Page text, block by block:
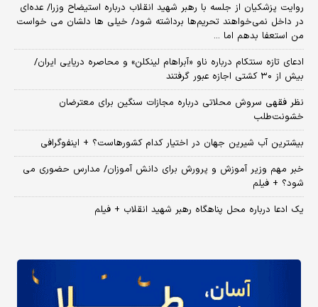
روایت پزشکیان از جلسه با رهبر شهید انقلاب درباره استیضاح وزرا/ عده‌ای
در داخل نمی‌خواهند تحریم‌ها برداشته شود/ خیلی ها دلشان می خواست
من استعفا بدهم اما ...
ادعای تازه سنتکام درباره ناو «آبراهام لینکلن» و محاصره دریایی ایران/
بیش از ۳۰ کشتی اجازه عبور گرفتند
نظر فقهی سروش محلاتی درباره مجازات سنگین برای معترضان
خشونت‌طلب
بیشترین آب شیرین جهان در اختیار کدام کشورهاست؟ + اینفوگرافی
خبر مهم وزیر آموزش و پرورش برای دانش آموزان/ مدارس حضوری می
شود؟ + فیلم
یک ادعا درباره محل پناهگاه‌ رهبر شهید انقلاب + فیلم